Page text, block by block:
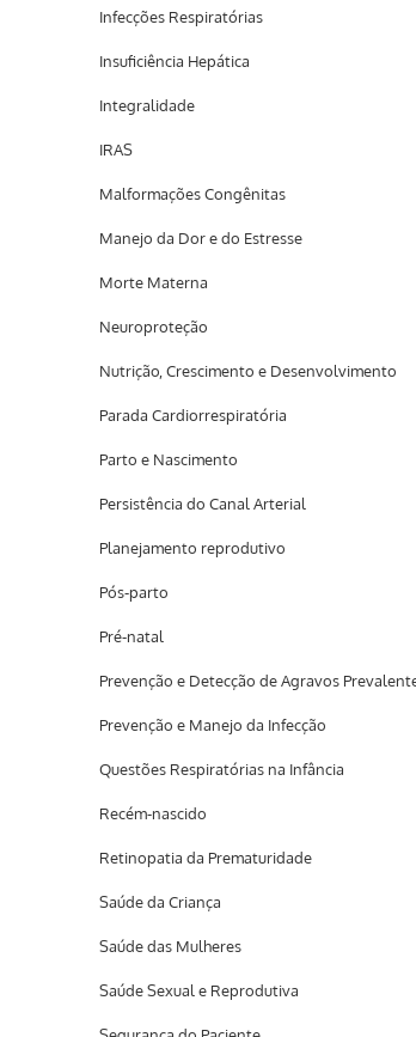
Infecções Respiratórias
Insuficiência Hepática
Integralidade
IRAS
Malformações Congênitas
Manejo da Dor e do Estresse
Morte Materna
Neuroproteção
Nutrição, Crescimento e Desenvolvimento
Parada Cardiorrespiratória
Parto e Nascimento
Persistência do Canal Arterial
Planejamento reprodutivo
Pós-parto
Pré-natal
Prevenção e Detecção de Agravos
Prevenção e Manejo da Infecção
Questões Respiratórias na Infância
Recém-nascido
Retinopatia da Prematuridade
Saúde da Criança
Saúde das Mulheres
Saúde Sexual e Reprodutiva